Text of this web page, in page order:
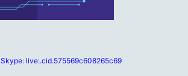
Skype: live:.cid.575569c608265c69